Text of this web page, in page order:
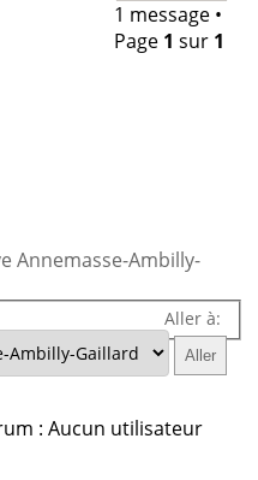
1 message •
Page 1 sur 1
Annemasse-Ambilly-
Aller à:
: Aucun utilisateur